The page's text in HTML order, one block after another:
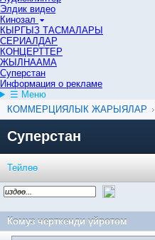
Элдик видео
Кинозал
КЫРГЫЗ ТАСМАЛАРЫ
СЕРИАЛДАР
КОНЦЕРТТЕР
ЖЫЛНААМА
Суперстан
Информация о рекламе
☰ Меню
КОММЕРЦИЯЛЫК ЖАРЫЯЛАР ›
Суперстан
Тейлөө
Комуз черткенди үйрөтөм